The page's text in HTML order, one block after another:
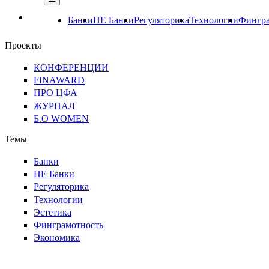
БанкиНЕ БанкиРегуляторикаТехнологии
Проекты
КОНФЕРЕНЦИИ
FINAWARD
ПРО ЦФА
ЖУРНАЛ
Б.О WOMEN
Темы
Банки
НЕ Банки
Регуляторика
Технологии
Эстетика
Финграмотность
Экономика